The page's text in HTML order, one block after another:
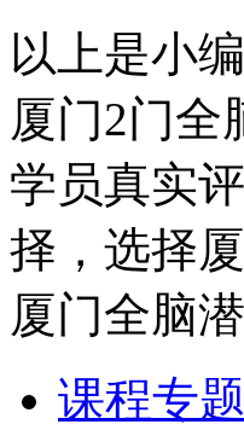
以上是小
厦门2门全
学员真实
择，选择
厦门全脑
课程专题